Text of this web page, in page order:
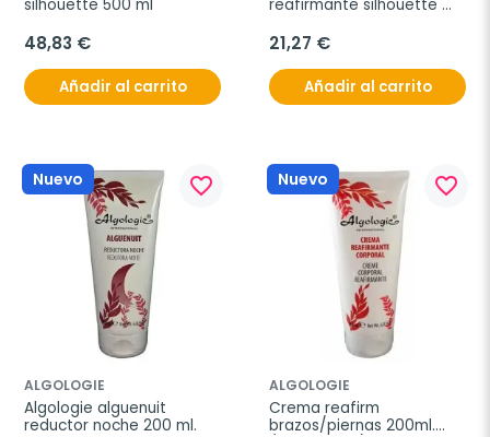
silhouette 500 ml
48,83 €
Añadir al carrito
reafirmante silhouette
21,27 €
Añadir al carrito
Nuevo favorite_border
ALGOLOGIE
Algologie alguenuit
reductor noche 200 ml.
Nuevo favorite_border
ALGOLOGIE
Crema reafirm
brazos/piernas 200ml.